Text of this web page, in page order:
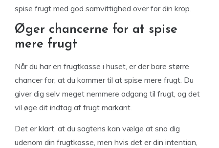
spise frugt med god samvittighed over for din krop.
Øger chancerne for at spise
mere frugt
Når du har en frugtkasse i huset, er der bare større
chancer for, at du kommer til at spise mere frugt. Du
giver dig selv meget nemmere adgang til frugt, og det
vil øge dit indtag af frugt markant.
Det er klart, at du sagtens kan vælge at sno dig
udenom din frugtkasse, men hvis det er din intention,